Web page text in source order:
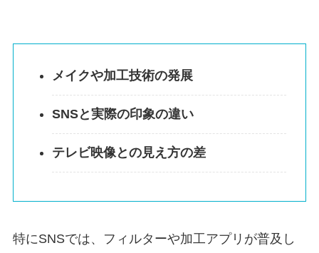
メイクや加工技術の発展
SNSと実際の印象の違い
テレビ映像との見え方の差
特にSNSでは、フィルターや加工アプリが普及し